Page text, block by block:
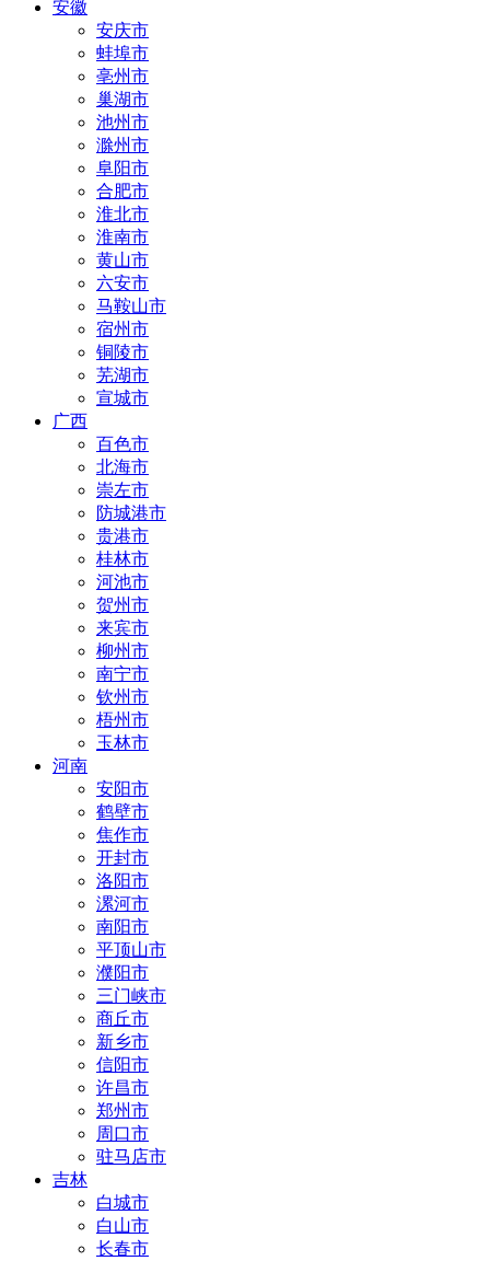
安徽
安庆市
蚌埠市
亳州市
巢湖市
池州市
滁州市
阜阳市
合肥市
淮北市
淮南市
黄山市
六安市
马鞍山市
宿州市
铜陵市
芜湖市
宣城市
广西
百色市
北海市
崇左市
防城港市
贵港市
桂林市
河池市
贺州市
来宾市
柳州市
南宁市
钦州市
梧州市
玉林市
河南
安阳市
鹤壁市
焦作市
开封市
洛阳市
漯河市
南阳市
平顶山市
濮阳市
三门峡市
商丘市
新乡市
信阳市
许昌市
郑州市
周口市
驻马店市
吉林
白城市
白山市
长春市